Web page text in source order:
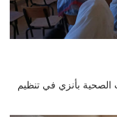
الصحية بأنزي في تنظيم